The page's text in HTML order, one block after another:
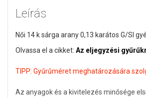
Leírás
Női 14 k sárga arany 0,13 karátos G/SI
Olvassa el a cikket: Az eljegyzési
TIPP: Gyűrűméret meghatározására
Az anyagok és a kivitelezés minősége